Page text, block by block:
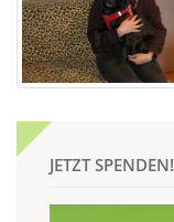
JETZT SPENDEN!